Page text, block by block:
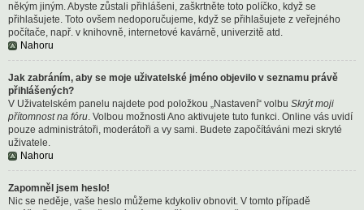
někým jiným. Abyste zůstali přihlášeni, zaškrtněte toto políčko, když se
přihlašujete. Toto ovšem nedoporučujeme, když se přihlašujete z veřejného
počítače, např. v knihovně, internetové kavárně, univerzitě atd.
Nahoru
Jak zabráním, aby se moje uživatelské jméno objevilo v seznamu právě
přihlášených?
V Uživatelském panelu najdete pod položkou „Nastavení“ volbu Skrýt moji
přítomnost na fóru. Volbou možnosti Ano aktivujete tuto funkci. Online vás uvidí
pouze administrátoři, moderátoři a vy sami. Budete započítáváni mezi skryté
uživatele.
Nahoru
Zapomněl jsem heslo!
Nic se neděje, vaše heslo můžeme kdykoliv obnovit. V tomto případě